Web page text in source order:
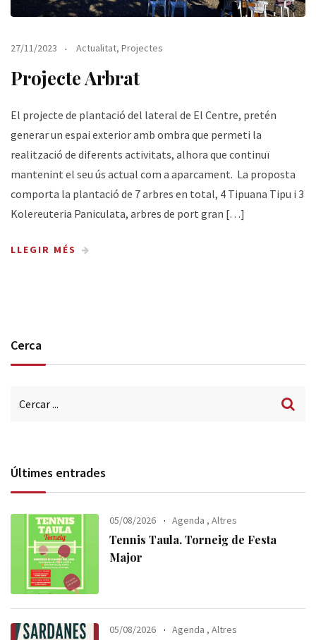
27/11/2023 Actualitat, Projectes
Projecte Arbrat
El projecte de plantació del lateral de El Centre, pretén
generar un espai exterior amb ombra que permeti la
realització de diferents activitats, alhora que continuï
mantenint el seu ús actual com a aparcament. La proposta
comporta la plantació de 7 arbres en total, 4 Tipuana Tipu i 3
Kolereuteria Paniculata, arbres de port gran […]
LLEGIR MÉS
Cerca
Últimes entrades
05/08/2026 Agenda ,Altres
Tennis Taula. Torneig de Festa
Major
05/08/2026 Agenda ,Altres